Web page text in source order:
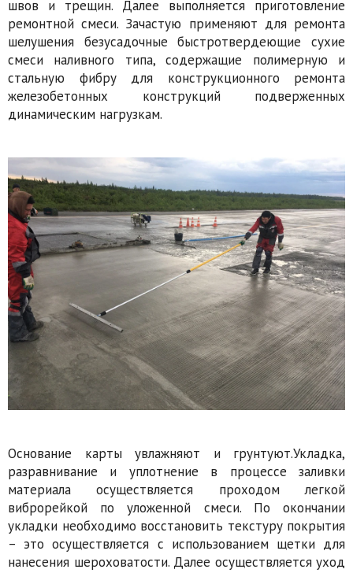
швов и трещин. Далее выполняется приготовление
ремонтной смеси. Зачастую применяют для ремонта
шелушения безусадочные быстротвердеющие сухие
смеси наливного типа, содержащие полимерную и
стальную фибру для конструкционного ремонта
железобетонных конструкций подверженных
динамическим нагрузкам.
Основание карты увлажняют и грунтуют.Укладка,
разравнивание и уплотнение в процессе заливки
материала осуществляется проходом легкой
виброрейкой по уложенной смеси. По окончании
укладки необходимо восстановить текстуру покрытия
– это осуществляется с использованием щетки для
нанесения шероховатости. Далее осуществляется уход